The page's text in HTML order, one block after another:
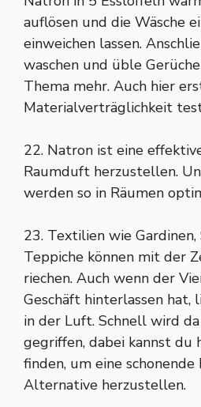
auflösen und die Wäsche
einweichen lassen.
waschen und üble
Thema mehr. Auch hier
Materialverträglichkeit
22. Natron ist eine
Raumduft herzustellen.
werden so in Räumen
23. Textilien wie Gardinen,
Teppiche können mit der
riechen. Auch wenn der
Geschäft hinterlassen
in der Luft. Schnell wird
gegriffen, dabei kannst du
finden, um eine schonende
Alternative herzustellen.